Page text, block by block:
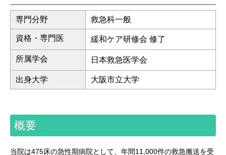
専門分野 救急科一般
資格・専門医 緩和ケア研修会 修了
所属学会 日本救急医学会
出身大学 大阪市立大学
概要
当院は475床の急性期病院として、年間11,000件の救急搬送を受